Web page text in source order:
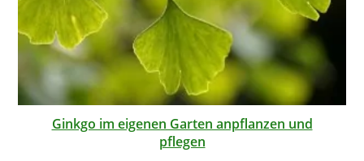
Ginkgo im eigenen Garten anpflanzen und
pflegen